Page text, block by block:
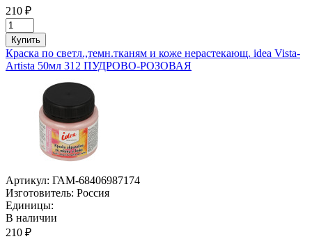
210 ₽
Купить
Краска по светл.,темн.тканям и коже нерастекающ. idea Vista-
Artista 50мл 312 ПУДРОВО-РОЗОВАЯ
Артикул: ГАМ-68406987174
Изготовитель: Россия
Единицы:
В наличии
210 ₽